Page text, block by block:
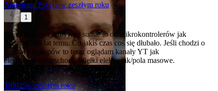
American_Psychow zeszłym roku
1
@FoxtrotLimaHmyy, w sumie to od mikrokontrolerów jak
Arduino. ~9 lat temu. Co jakiś czas coś się dłubało. Jeśli chodzi o
naprawę laptopów to teraz oglądam kanały YT jak
electronicsrepairschool, Wielki elektronik/pola masowe.
Tr8025w zeszłym roku